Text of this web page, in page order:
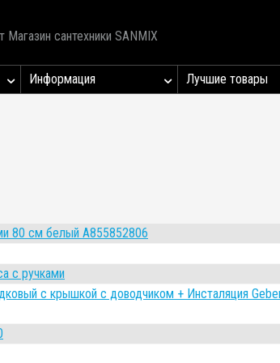
Магазин сантехники SANMIX
Информация Лучшие товары
80 см белый A855852806
с ручками
с крышкой с доводчиком + Инсталяция